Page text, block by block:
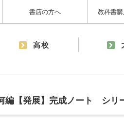
書店の方へ 教科書
高校
【発展】完成ノート シリ